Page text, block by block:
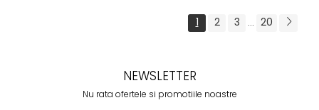
1 2 3 ... 20
NEWSLETTER
Nu rata ofertele si promotiile noastre